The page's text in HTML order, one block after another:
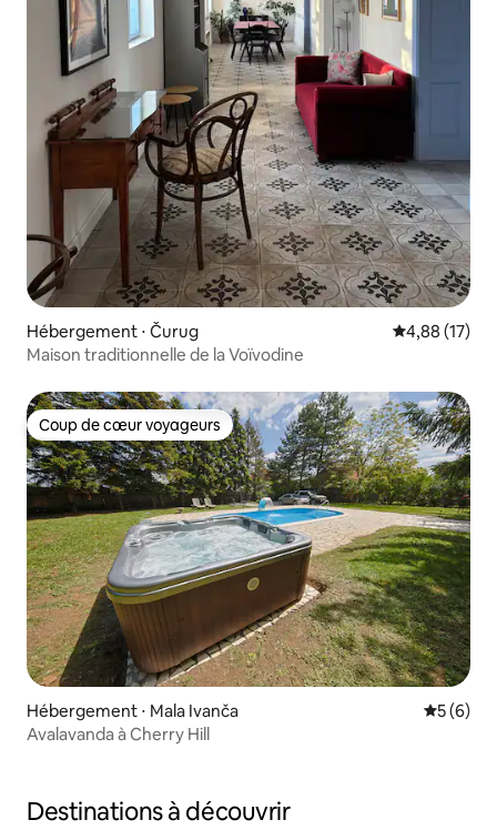
Hébergement ⋅ Čurug Évaluation
4,88 (17)
Maison traditionnelle de la Voïvodine
Coup de cœur voyageurs
Coup de cœur voyageurs
Hébergement ⋅ Mala Ivanča
5 (6)
Avalavanda à Cherry Hill
Destinations à découvrir